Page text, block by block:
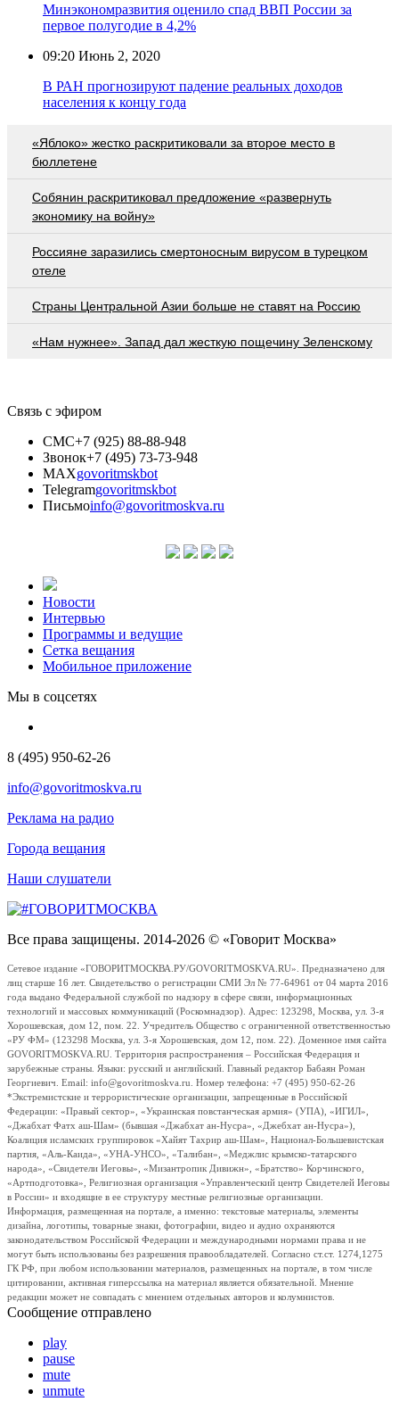
Минэкономразвития оценило спад ВВП России за
первое полугодие в 4,2%
09:20 Июнь 2, 2020
В РАН прогнозируют падение реальных доходов
населения к концу года
«Яблоко» жестко раскритиковали за второе место в
бюллетене
Собянин раскритиковал предложение «развернуть
экономику на войну»
Россияне заразились смертоносным вирусом в турецком
отеле
Страны Центральной Азии больше не ставят на Россию
«Нам нужнее». Запад дал жесткую пощечину Зеленскому
Связь с эфиром
СМС+7 (925) 88-88-948
Звонок+7 (495) 73-73-948
MAXgovoritmskbot
Telegramgovoritmskbot
Письмоinfo@govoritmoskva.ru
Новости
Интервью
Программы и ведущие
Сетка вещания
Мобильное приложение
Мы в соцсетях
8 (495) 950-62-26
info@govoritmoskva.ru
Реклама на радио
Города вещания
Наши слушатели
Все права защищены. 2014-2026 © «Говорит Москва»
Сетевое издание «ГОВОРИТМОСКВА.РУ/GOVORITMOSKVA.RU». Предназначено для
лиц старше 16 лет. Свидетельство о регистрации СМИ Эл № 77-64961 от 04 марта 2016
года выдано Федеральной службой по надзору в сфере связи, информационных
технологий и массовых коммуникаций (Роскомнадзор). Адрес: 123298, Москва, ул. 3-я
Хорошевская, дом 12, пом. 22. Учредитель Общество с ограниченной ответственностью
«РУ ФМ» (123298 Москва, ул. 3-я Хорошевская, дом 12, пом. 22). Доменное имя сайта
GOVORITMOSKVA.RU. Территория распространения – Российская Федерация и
зарубежные страны. Языки: русский и английский. Главный редактор Бабаян Роман
Георгиевич. Email: info@govoritmoskva.ru. Номер телефона: +7 (495) 950-62-26
*Экстремистские и террористические организации, запрещенные в Российской
Федерации: «Правый сектор», «Украинская повстанческая армия» (УПА), «ИГИЛ»,
«Джабхат Фатх аш-Шам» (бывшая «Джабхат ан-Нусра», «Джебхат ан-Нусра»),
Коалиция исламских группировок «Хайят Тахрир аш-Шам», Национал-Большевистская
партия, «Аль-Каида», «УНА-УНСО», «Талибан», «Меджлис крымско-татарского
народа», «Свидетели Иеговы», «Мизантропик Дивижн», «Братство» Корчинского,
«Артподготовка», Религиозная организация «Управленческий центр Свидетелей Иеговы
в России» и входящие в ее структуру местные религиозные организации.
Информация, размещенная на портале, а именно: текстовые материалы, элементы
дизайна, логотипы, товарные знаки, фотографии, видео и аудио охраняются
законодательством Российской Федерации и международными нормами права и не
могут быть использованы без разрешения правообладателей. Согласно ст.ст. 1274,1275
ГК РФ, при любом использовании материалов, размещенных на портале, в том числе
цитировании, активная гиперссылка на материал является обязательной. Мнение
редакции может не совпадать с мнением отдельных авторов и колумнистов.
Сообщение отправлено
play
pause
mute
unmute